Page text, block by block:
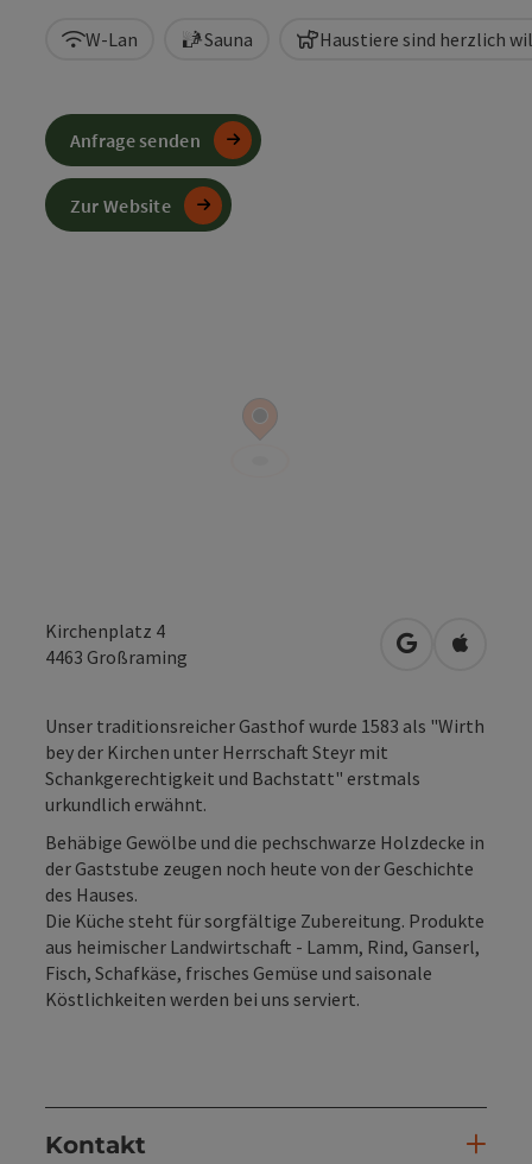
W-Lan Sauna Haustiere sind herzlich
Kirchenplatz 4
4463 Großraming in Google
in
Unser traditionsreicher Gasthof wurde 1583 als "Wirth
bey der Kirchen unter Herrschaft Steyr mit
Schankgerechtigkeit und Bachstatt" erstmals
urkundlich erwähnt.
Behäbige Gewölbe und die pechschwarze Holzdecke in
der Gaststube zeugen noch heute von der Geschichte
des Hauses.
Die Küche steht für sorgfältige Zubereitung. Produkte
aus heimischer Landwirtschaft - Lamm, Rind, Ganserl,
Fisch, Schafkäse, frisches Gemüse und saisonale
Köstlichkeiten werden bei uns serviert.
Kontakt
Anfrage senden
Zur Website